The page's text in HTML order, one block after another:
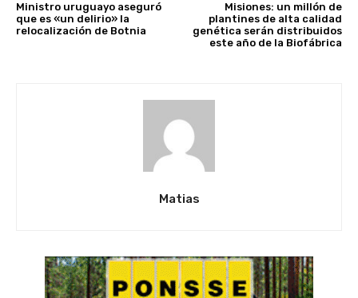
Ministro uruguayo aseguró
que es «un delirio» la
relocalización de Botnia
Misiones: un millón de
plantines de alta calidad
genética serán distribuidos
este año de la Biofábrica
Matias